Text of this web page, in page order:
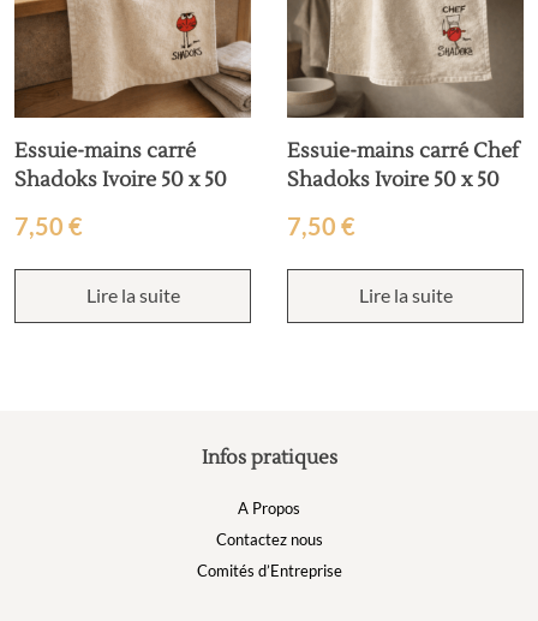
Essuie-mains carré
Shadoks Ivoire 50 x 50
7,50 €
Lire la suite
Essuie-mains carré Chef
Shadoks Ivoire 50 x 50
7,50 €
Lire la suite
Infos pratiques
A Propos
Contactez nous
Comités d’Entreprise